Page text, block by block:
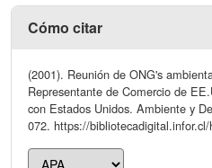
Cómo citar
(2001). Reunión de ONG's
Representante de Comercio de
con Estados Unidos. Ambiente y
072. https://